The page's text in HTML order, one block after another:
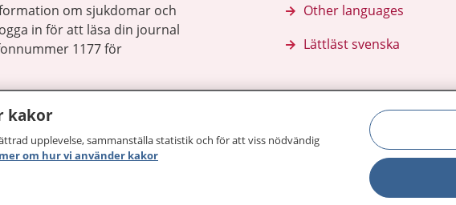
om sjukdomar och
in för att läsa din journal
1177 för
Other languages
Lättläst svenska
kakor
upplevelse, sammanställa statistik och för att viss nödvändig
om hur vi använder kakor